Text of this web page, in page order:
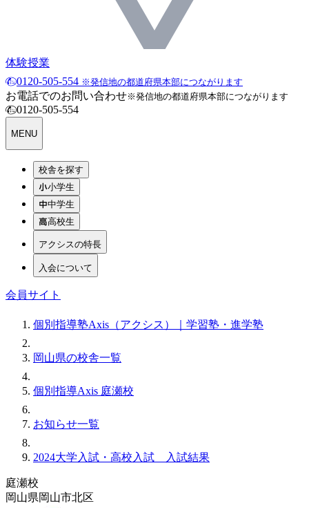
体験授業
0120-505-554 ※発信地の都道府県本部につながります
お電話でのお問い合わせ※発信地の都道府県本部につながります
0120-505-554
MENU
校舎を探す
小学生
中学生
高校生
アクシスの特長
入会について
会員サイト
個別指導塾Axis（アクシス）｜学習塾・進学塾
岡山県の校舎一覧
個別指導Axis 庭瀬校
お知らせ一覧
2024大学入試・高校入試 入試結果
庭瀬校
岡山県岡山市北区